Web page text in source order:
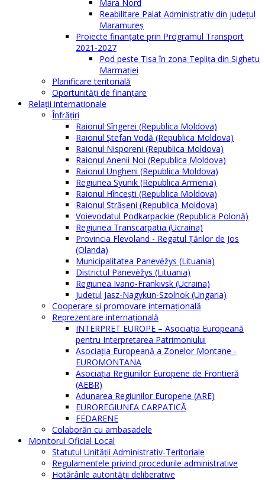
Mara Nord
Reabilitare Palat Administrativ din județul
Maramureș
Proiecte finanțate prin Programul Transport
2021-2027
Pod peste Tisa în zona Teplița din Sighetu
Marmației
Planificare teritorială
Oportunităţi de finanţare
Relaţii internaţionale
Înfrăţiri
Raionul Sîngerei (Republica Moldova)
Raionul Ștefan Vodă (Republica Moldova)
Raionul Nisporeni (Republica Moldova)
Raionul Anenii Noi (Republica Moldova)
Raionul Ungheni (Republica Moldova)
Regiunea Syunik (Republica Armenia)
Raionul Hîncești (Republica Moldova)
Raionul Străşeni (Republica Moldova)
Voievodatul Podkarpackie (Republica Polonă)
Regiunea Transcarpatia (Ucraina)
Provincia Flevoland - Regatul Ţărilor de Jos
(Olanda)
Municipalitatea Panevėžys (Lituania)
Districtul Panevėžys (Lituania)
Regiunea Ivano-Frankivsk (Ucraina)
Judeţul Jasz-Nagykun-Szolnok (Ungaria)
Cooperare şi promovare internaţională
Reprezentare internaţională
INTERPRET EUROPE – Asociația Europeană
pentru Interpretarea Patrimoniului
Asociația Europeană a Zonelor Montane -
EUROMONTANA
Asociația Regiunilor Europene de Frontieră
(AEBR)
Adunarea Regiunilor Europene (ARE)
EUROREGIUNEA CARPATICĂ
FEDARENE
Colaborări cu ambasadele
Monitorul Oficial Local
Statutul Unităţii Administrativ-Teritoriale
Regulamentele privind procedurile administrative
Hotărârile autorităţii deliberative